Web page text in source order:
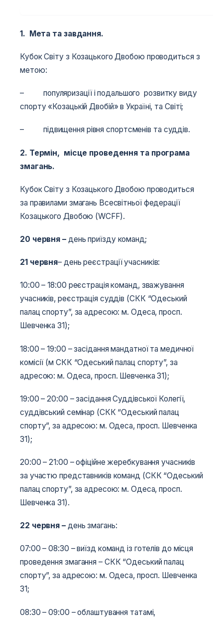
1. Мета та завдання.
Кубок Світу з Козацького Двобою проводиться з
метою:
– популяризації і подальшого розвитку виду
спорту «Козацькій Двобій» в Україні, та Світі;
– підвищення рівня спортсменів та суддів.
2. Термін, місце проведення та програма
змагань.
Кубок Світу з Козацького Двобою проводиться
за правилами змагань Всесвітньої федерації
Козацького Двобою (WCFF).
20 червня – день приїзду команд;
21 червня– день реєстрації учасників:
10:00 – 18:00 реєстрація команд, зважування
учасників, реєстрація суддів (СКК “Одеський
палац спорту”, за адресою: м. Одеса, просп.
Шевченка 31);
18:00­­­ – 19:00 – засідання мандатної та медичної
комісії (м СКК “Одеський палац спорту”, за
адресою: м. Одеса, просп. Шевченка 31);
19:00­­­ – 20:00 – засідання Суддівської Колегії,
суддівський семінар (СКК “Одеський палац
спорту”, за адресою: м. Одеса, просп. Шевченка
31);
20:00­­­ – 21:00 – офіційне жеребкування учасників
за участю представників команд (СКК “Одеський
палац спорту”, за адресою: м. Одеса, просп.
Шевченка 31).
22 червня – день змагань:
07:00 – 08:30 – виїзд команд із готелів до місця
проведення змагання – СКК “Одеський палац
спорту”, за адресою: м. Одеса, просп. Шевченка
31;
08:30 – 09:00 – облаштування татамі,